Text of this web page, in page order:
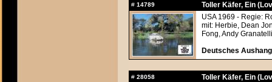
# 14789
Toller Käfer, Ein
USA 1969 - Regie:
mit: Herbie, Dean
Fong, Andy
Deutsches
# 28058
Toller Käfer, Ein